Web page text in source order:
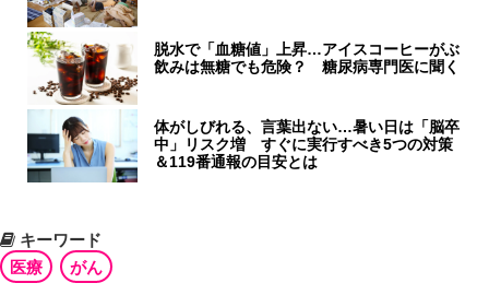
脱水で「血糖値」上昇…アイスコーヒーがぶ
飲みは無糖でも危険？ 糖尿病専門医に聞く
体がしびれる、言葉出ない…暑い日は「脳卒
中」リスク増 すぐに実行すべき5つの対策
＆119番通報の目安とは
キーワード
医療
がん